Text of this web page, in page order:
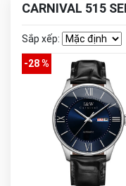
CARNIVAL 515
Sắp xếp:
-28 %